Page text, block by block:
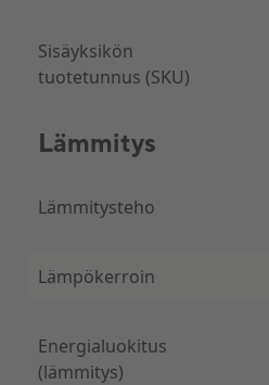
Sisäyksikön
tuotetunnus (SKU)
Lämmitys
Lämmitysteho
Lämpökerroin
Energialuokitus
(lämmitys)